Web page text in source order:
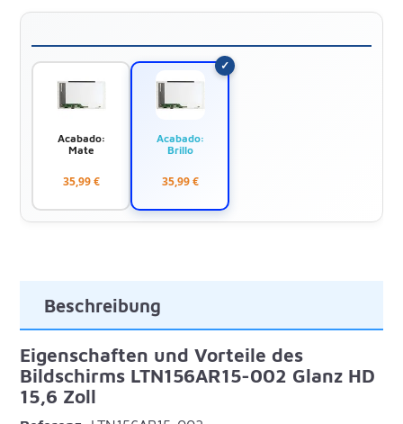
Acabado:
Mate
35,99 €
Acabado:
Brillo
35,99 €
Beschreibung
Eigenschaften und Vorteile des
Bildschirms LTN156AR15-002 Glanz HD
15,6 Zoll